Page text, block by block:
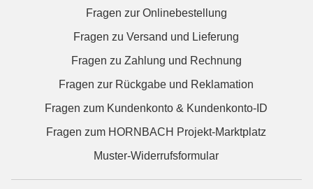
Fragen zur Onlinebestellung
Fragen zu Versand und Lieferung
Fragen zu Zahlung und Rechnung
Fragen zur Rückgabe und Reklamation
Fragen zum Kundenkonto & Kundenkonto-ID
Fragen zum HORNBACH Projekt-Marktplatz
Muster-Widerrufsformular